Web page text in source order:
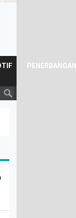
PENERBANGAN